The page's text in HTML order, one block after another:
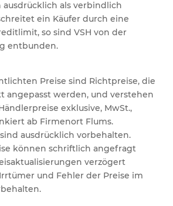
als verbindlich
ein Käufer durch eine
so sind VSH von der
entbunden.
Preise sind Richtpreise, die
angepasst werden, und verstehen
exklusive, MwSt.,
ab Firmenort Flums.
ausdrücklich vorbehalten.
können schriftlich angefragt
verzögert
und Fehler der Preise im